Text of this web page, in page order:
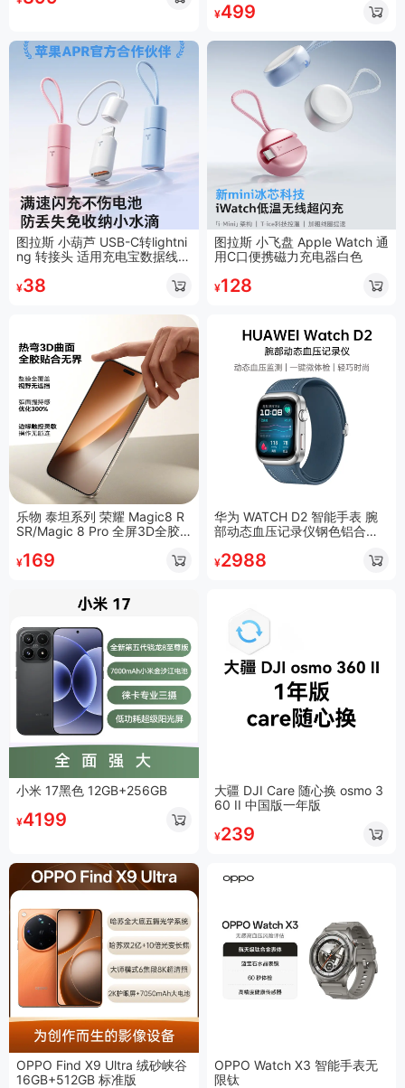
¥499
图拉斯 小葫芦 USB-C转lightni
ng 转接头 适用充电宝数据线白
¥38
图拉斯 小飞盘 Apple Watch 通
用C口便携磁力充电器白色
¥128
乐物 泰坦系列 荣耀 Magic8 R
SR/Magic 8 Pro 全屏3D全胶
¥169
华为 WATCH D2 智能手表 腕
部动态血压记录仪钢色铝合金
¥2988
小米 17黑色 12GB+256GB
¥4199
大疆 DJI Care 随心换 osmo 3
60 II 中国版一年版
¥239
OPPO Find X9 Ultra 绒砂峡谷
16GB+512GB 标准版
OPPO Watch X3 智能手表无
限钛